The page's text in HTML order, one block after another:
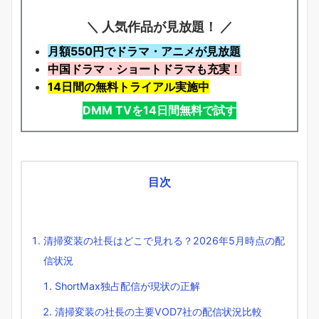
＼ 人気作品が見放題！ ／
月額550円でドラマ・アニメが見放題
中国ドラマ・ショートドラマも充実！
14日間の無料トライアル実施中
DMM TVを14日間無料で試す
目次
清掃変装の社長はどこで見れる？2026年5月時点の配
信状況
ShortMax独占配信が現状の正解
清掃変装の社長の主要VOD7社の配信状況比較